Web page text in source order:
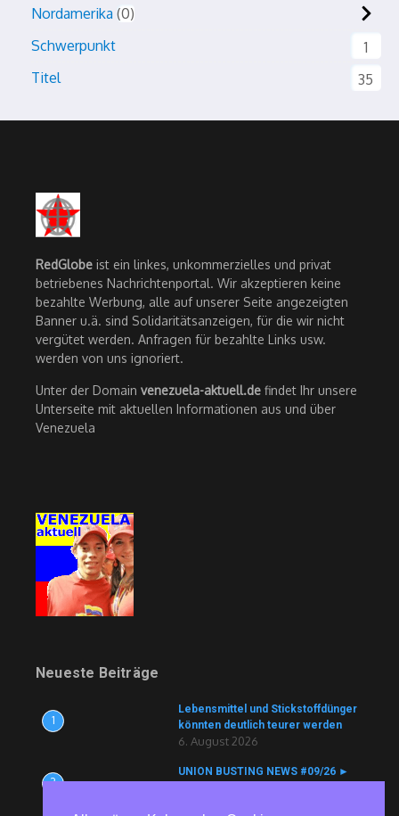
Nordamerika 0
Schwerpunkt
1
Titel
35
RedGlobe ist ein linkes, unkommerzielles und privat
betriebenes Nachrichtenportal. Wir akzeptieren keine
bezahlte Werbung, alle auf unserer Seite angezeigten
Banner u.ä. sind Solidaritätsanzeigen, für die wir nicht
vergütet werden. Anfragen für bezahlte Links usw.
werden von uns ignoriert.
Unter der Domain venezuela-aktuell.de findet Ihr unsere
Unterseite mit aktuellen Informationen aus und über
Venezuela
Neueste Beiträge
1
Lebensmittel und Stickstoffdünger
könnten deutlich teurer werden
6. August 2026
2
UNION BUSTING NEWS #09/26 ►